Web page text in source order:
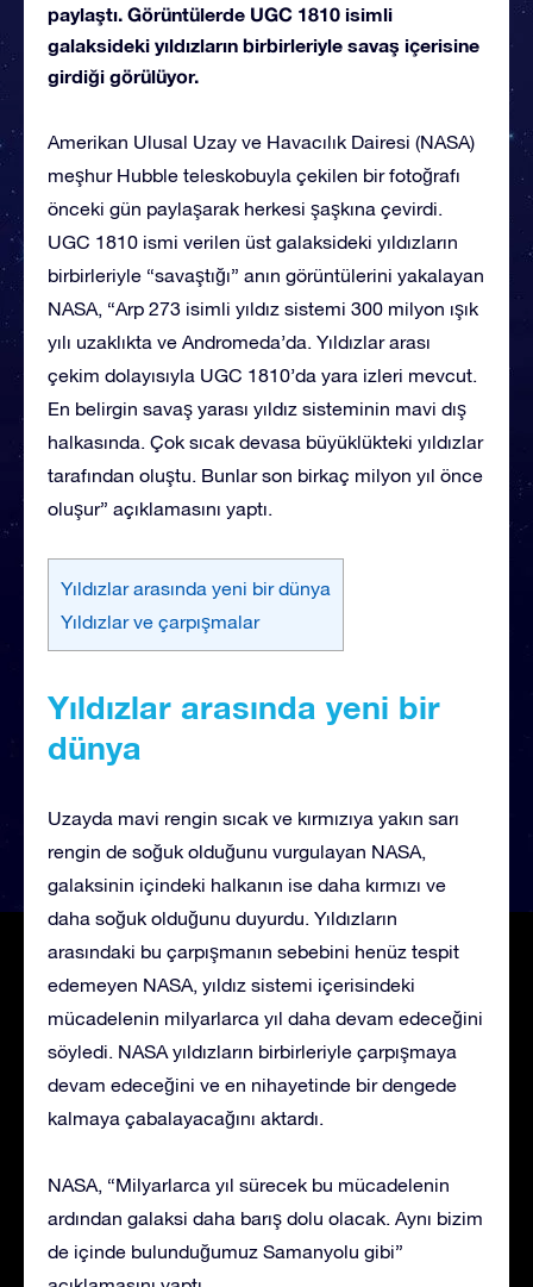
paylaştı. Görüntülerde UGC 1810 isimli
galaksideki yıldızların birbirleriyle savaş içerisine
girdiği görülüyor.
Amerikan Ulusal Uzay ve Havacılık Dairesi (NASA)
meşhur Hubble teleskobuyla çekilen bir fotoğrafı
önceki gün paylaşarak herkesi şaşkına çevirdi.
UGC 1810 ismi verilen üst galaksideki yıldızların
birbirleriyle “savaştığı” anın görüntülerini yakalayan
NASA, “Arp 273 isimli yıldız sistemi 300 milyon ışık
yılı uzaklıkta ve Andromeda’da. Yıldızlar arası
çekim dolayısıyla UGC 1810’da yara izleri mevcut.
En belirgin savaş yarası yıldız sisteminin mavi dış
halkasında. Çok sıcak devasa büyüklükteki yıldızlar
tarafından oluştu. Bunlar son birkaç milyon yıl önce
oluşur” açıklamasını yaptı.
Yıldızlar arasında yeni bir dünya
Yıldızlar ve çarpışmalar
Yıldızlar arasında yeni bir
dünya
Uzayda mavi rengin sıcak ve kırmızıya yakın sarı
rengin de soğuk olduğunu vurgulayan NASA,
galaksinin içindeki halkanın ise daha kırmızı ve
daha soğuk olduğunu duyurdu. Yıldızların
arasındaki bu çarpışmanın sebebini henüz tespit
edemeyen NASA, yıldız sistemi içerisindeki
mücadelenin milyarlarca yıl daha devam edeceğini
söyledi. NASA yıldızların birbirleriyle çarpışmaya
devam edeceğini ve en nihayetinde bir dengede
kalmaya çabalayacağını aktardı.
NASA, “Milyarlarca yıl sürecek bu mücadelenin
ardından galaksi daha barış dolu olacak. Aynı bizim
de içinde bulunduğumuz Samanyolu gibi”